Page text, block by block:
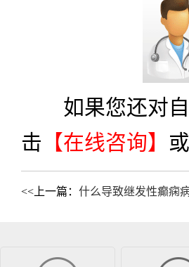
如果您还对自
击 【在线咨询】
<<上一篇： 什么导致继发性癫痫